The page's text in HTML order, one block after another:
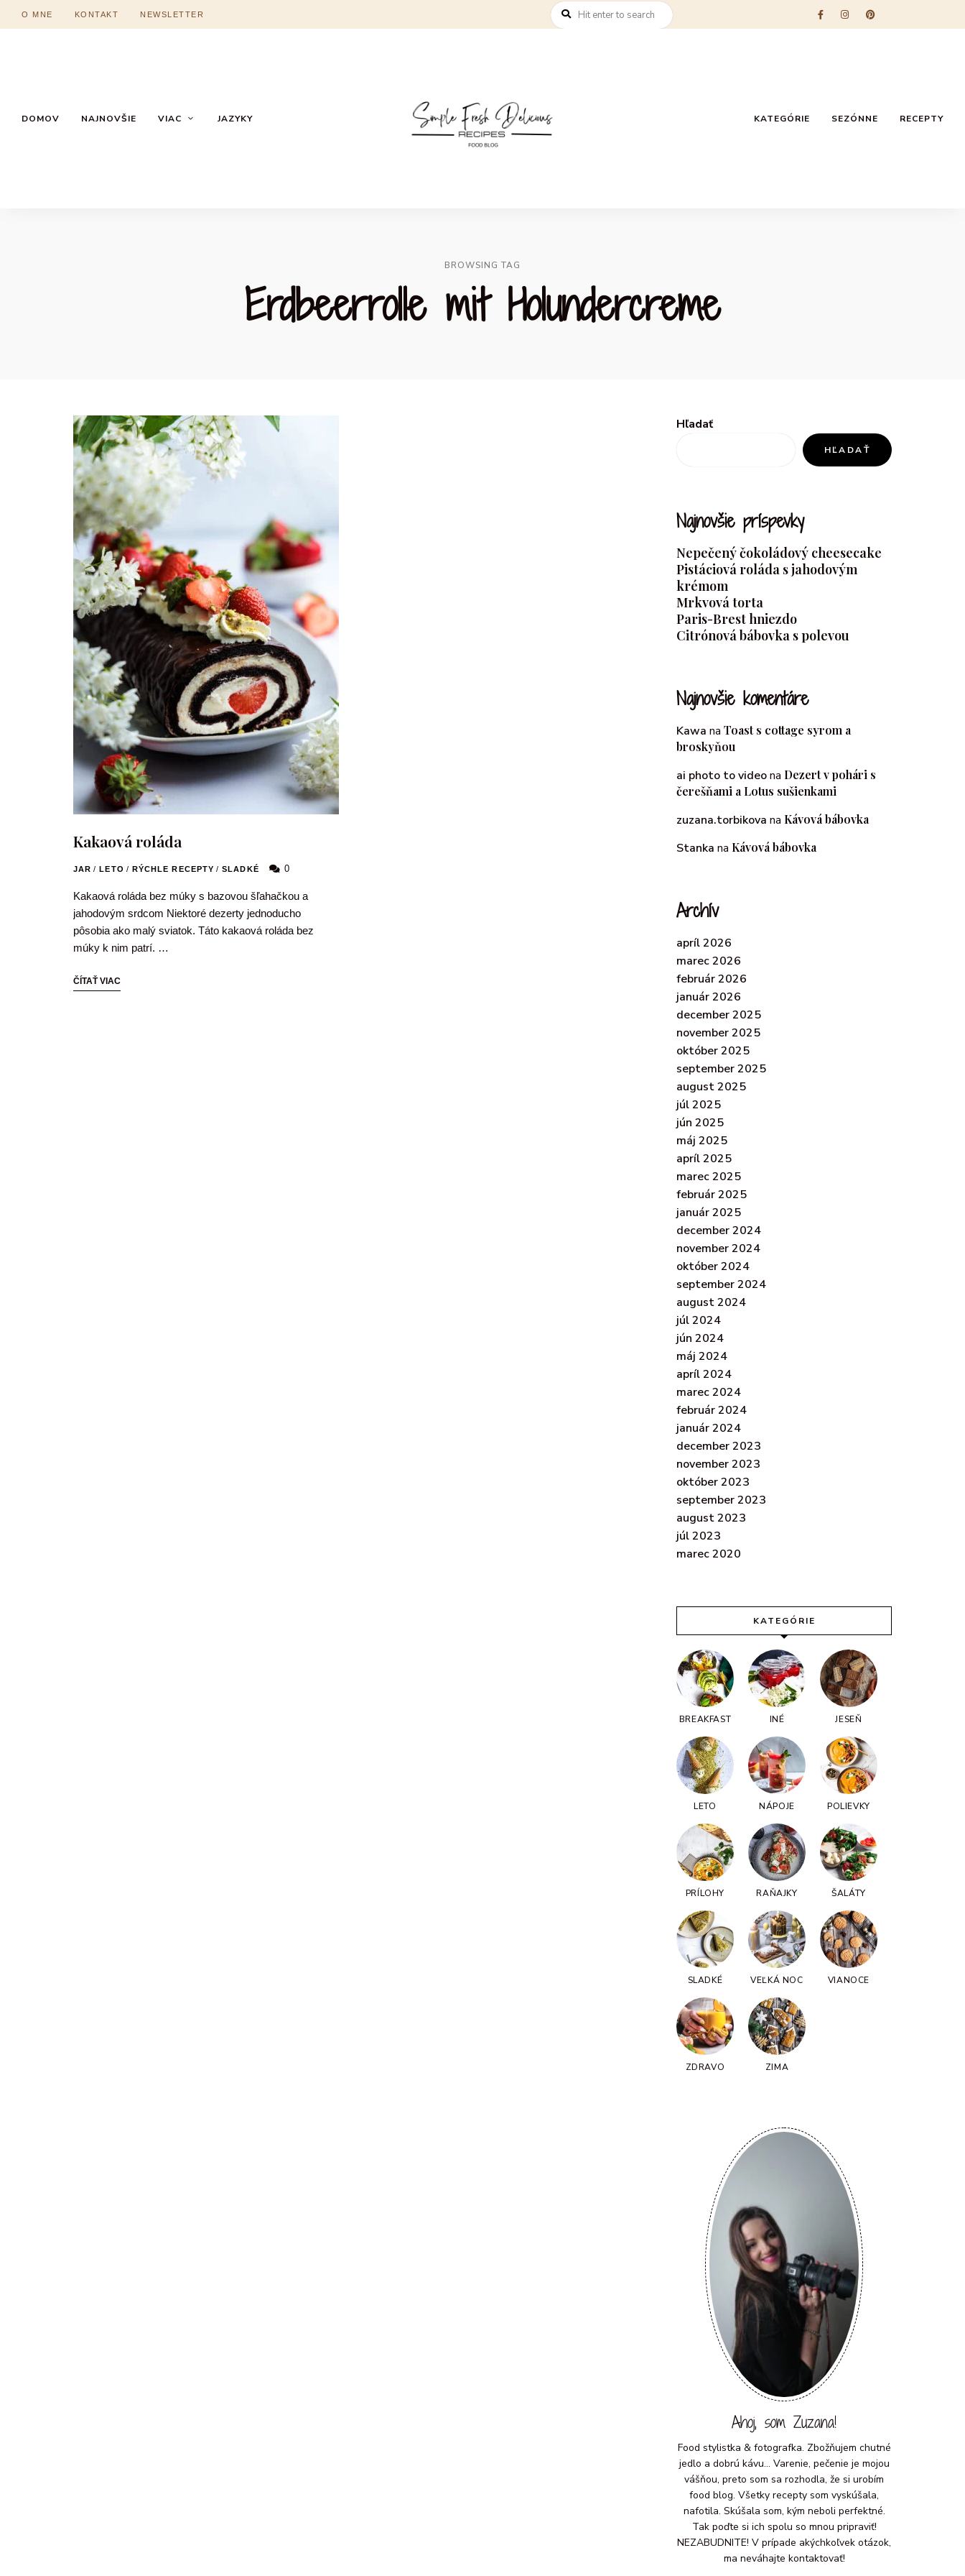
O MNE KONTAKT NEWSLETTER
DOMOV NAJNOVŠIE VIAC JAZYKY KATEGÓRIE SEZÓNNE RECEPTY
BROWSING TAG
Erdbeerrolle mit Holundercreme
Kakaová roláda
JAR / LETO / RÝCHLE RECEPTY / SLADKÉ 0
Kakaová roláda bez múky s bazovou šľahačkou a
jahodovým srdcom Niektoré dezerty jednoducho
pôsobia ako malý sviatok. Táto kakaová roláda bez
múky k nim patrí. …
ČÍTAŤ VIAC
Hľadať
HĽADAŤ
Najnovšie príspevky
Nepečený čokoládový cheesecake
Pistáciová roláda s jahodovým
krémom
Mrkvová torta
Paris-Brest hniezdo
Citrónová bábovka s polevou
Najnovšie komentáre
Kawa na Toast s cottage syrom a
broskyňou
ai photo to videona Dezert v pohári s
čerešňami a Lotus sušienkami
zuzana.torbikova na Kávová bábovka
Stanka na Kávová bábovka
Archív
apríl 2026
marec 2026
február 2026
január 2026
december 2025
november 2025
október 2025
september 2025
august 2025
júl 2025
jún 2025
máj 2025
apríl 2025
marec 2025
február 2025
január 2025
december 2024
november 2024
október 2024
september 2024
august 2024
júl 2024
jún 2024
máj 2024
apríl 2024
marec 2024
február 2024
január 2024
december 2023
november 2023
október 2023
september 2023
august 2023
júl 2023
marec 2020
KATEGÓRIE
BREAKFAST INÉ JESEŇ
LETO NÁPOJE POLIEVKY
PRÍLOHY RAŇAJKY ŠALÁTY
SLADKÉ VEĽKÁ NOC VIANOCE
ZDRAVO ZIMA
Ahoj, som Zuzana!
Food stylistka & fotografka. Zbožňujem chutné
jedlo a dobrú kávu... Varenie, pečenie je mojou
vášňou, preto som sa rozhodla, že si urobím
food blog. Všetky recepty som vyskúšala,
nafotila. Skúšala som, kým neboli perfektné.
Tak poďte si ich spolu so mnou pripraviť!
NEZABUDNITE! V prípade akýchkoľvek otázok,
ma neváhajte kontaktovať!